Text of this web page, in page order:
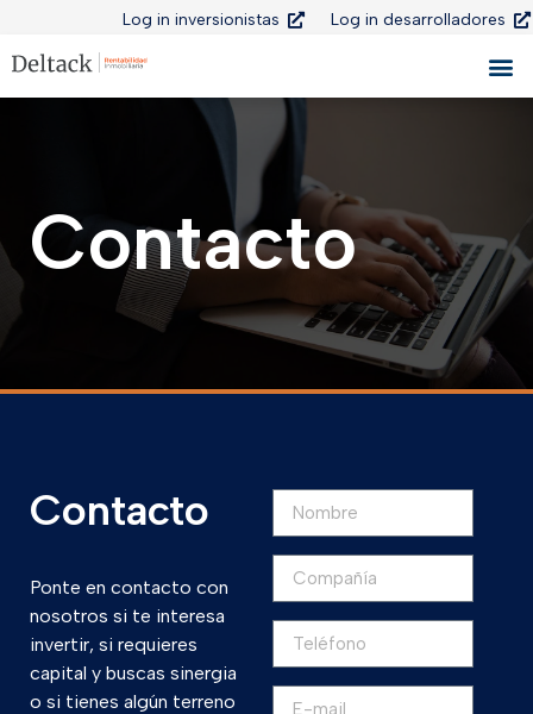
Log in inversionistas Log in desarrolladores
Contacto
Contacto
Ponte en contacto con
nosotros si te interesa
invertir, si requieres
capital y buscas sinergia
o si tienes algún terreno